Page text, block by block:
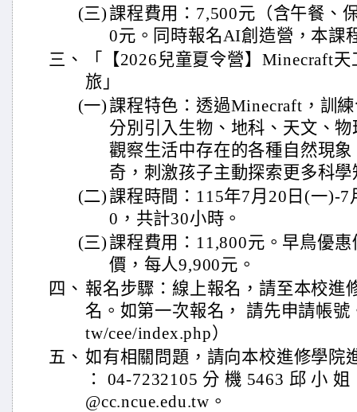
(三)課程費用：7,500元（含午餐、
0元。同時報名AI創造營，本課
三、
「【2026兒童夏令營】Minecraft
旅」
(一)課程特色：透過Minecraft，訓
分別引入生物、地科、天文、
觀察生活中存在的各種自然現
奇，刺激孩子主動探索更多科學
(二)課程時間：115年7月20日(一)-
0，共計30小時。
(三)課程費用：11,800元。早鳥優
價，每人9,900元。
四、 報名步驟：線上報名，請至本校進
名。如第一次報名， 請先申請帳號
tw/cee/index.php）
五、 如有相關問題，請向本校進修學院
： 04-7232105 分 機 5463 邱 小
@cc.ncue.edu.tw。